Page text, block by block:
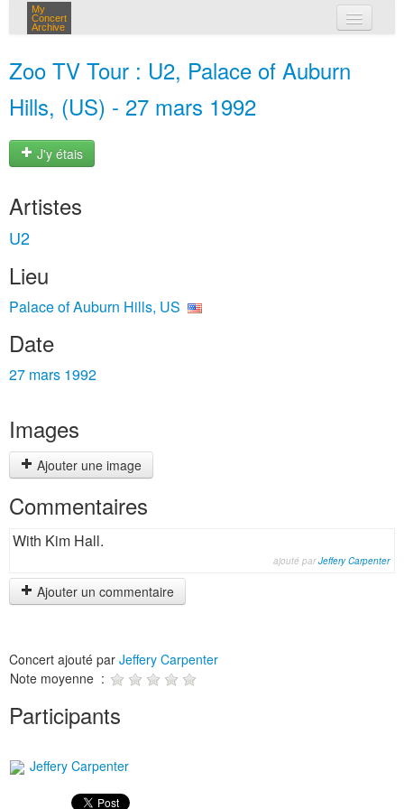
My
Concert
Archive
Zoo TV Tour : U2, Palace of Auburn
Hills, (US) - 27 mars 1992
J'y étais
Artistes
U2
Lieu
Palace of Auburn Hills, US
Date
27 mars 1992
Images
Ajouter une image
Commentaires
With Kim Hall.
ajouté parJeffery Carpenter
Ajouter un commentaire
Concert ajouté par Jeffery Carpenter
Note moyenne :
Participants
Jeffery Carpenter